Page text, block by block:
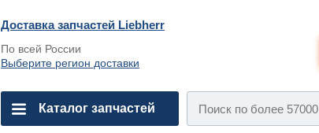
Доставка запчастей Liebherr
По всей России
Выберите регион доставки
Каталог запчастей